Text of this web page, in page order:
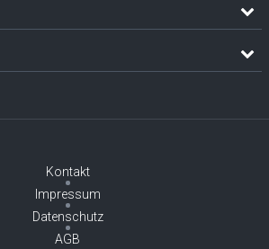
Kontakt
Impressum
Datenschutz
AGB